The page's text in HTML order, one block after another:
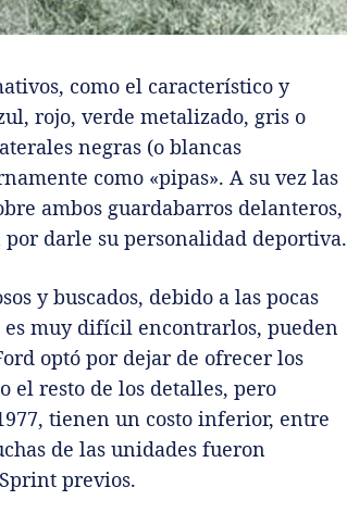
como el característico y
rojo, verde metalizado, gris o
negras (o blancas
como «pipas». A su vez las
ambos guardabarros delanteros,
darle su personalidad deportiva.
y buscados, debido a las pocas
es muy difícil encontrarlos, pueden
optó por dejar de ofrecer los
el resto de los detalles, pero
tienen un costo inferior, entre
de las unidades fueron
previos.